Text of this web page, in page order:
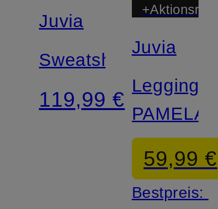
Juvia
Sweatshorts
119,99 €
Juvia
Leggings
PAMELA
59,99 €
Bestpreis: